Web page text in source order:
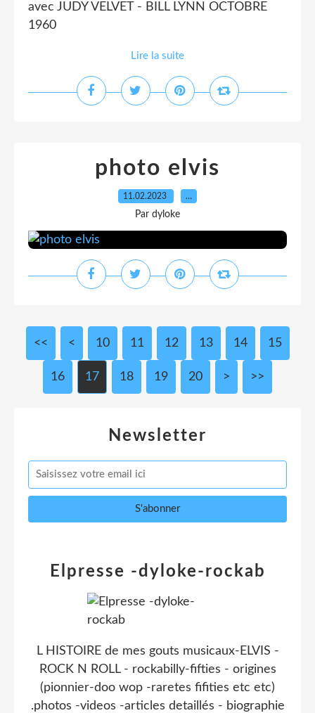
avec JUDY VELVET - BILL LYNN OCTOBRE
1960
Lire la suite
photo elvis
11.02.2023 …
Par dyloke
<< < 10 11 12 13 14 15
16 17 18 19 20 > >>
Newsletter
Elpresse -dyloke-rockab
L HISTOIRE de mes gouts musicaux-ELVIS -
ROCK N ROLL - rockabilly-fifties - origines
(pionnier-doo wop -raretes fifities etc etc)
.photos -videos -articles detaillés - biographie